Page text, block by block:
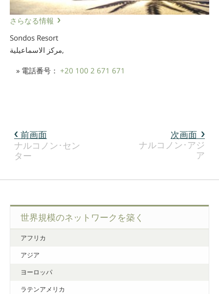
さらなる情報
Sondos Resort
مركز الاسماعيلية,
» 電話番号： +20 100 2 671 671
次画面
ナルコノン･アジ
ア
前画面
ナルコノン･セン
ター
世界規模のネットワークを築く
アフリカ
アジア
ヨーロッパ
ラテンアメリカ